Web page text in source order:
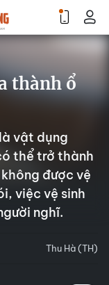
thành ổ
vật dụng
thể trở thành
được vệ
việc vệ sinh
nghĩ.
Thu Hà (TH)